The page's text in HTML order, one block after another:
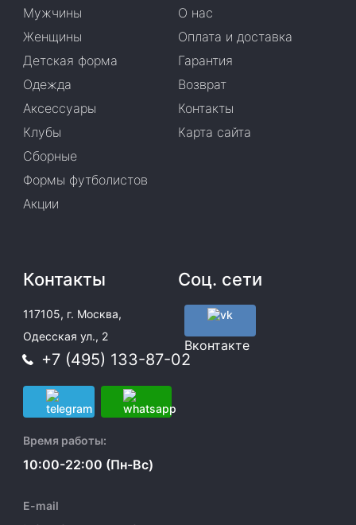
Мужчины
Женщины
Детская форма
Одежда
Аксессуары
Клубы
Сборные
Формы футболистов
Акции
О нас
Оплата и доставка
Гарантия
Возврат
Контакты
Карта сайта
Контакты
117105, г. Москва,
Одесская ул., 2
+7 (495) 133-87-02
Время работы:
10:00-22:00 (Пн-Вс)
E-mail
Соц. сети
Вконтакте